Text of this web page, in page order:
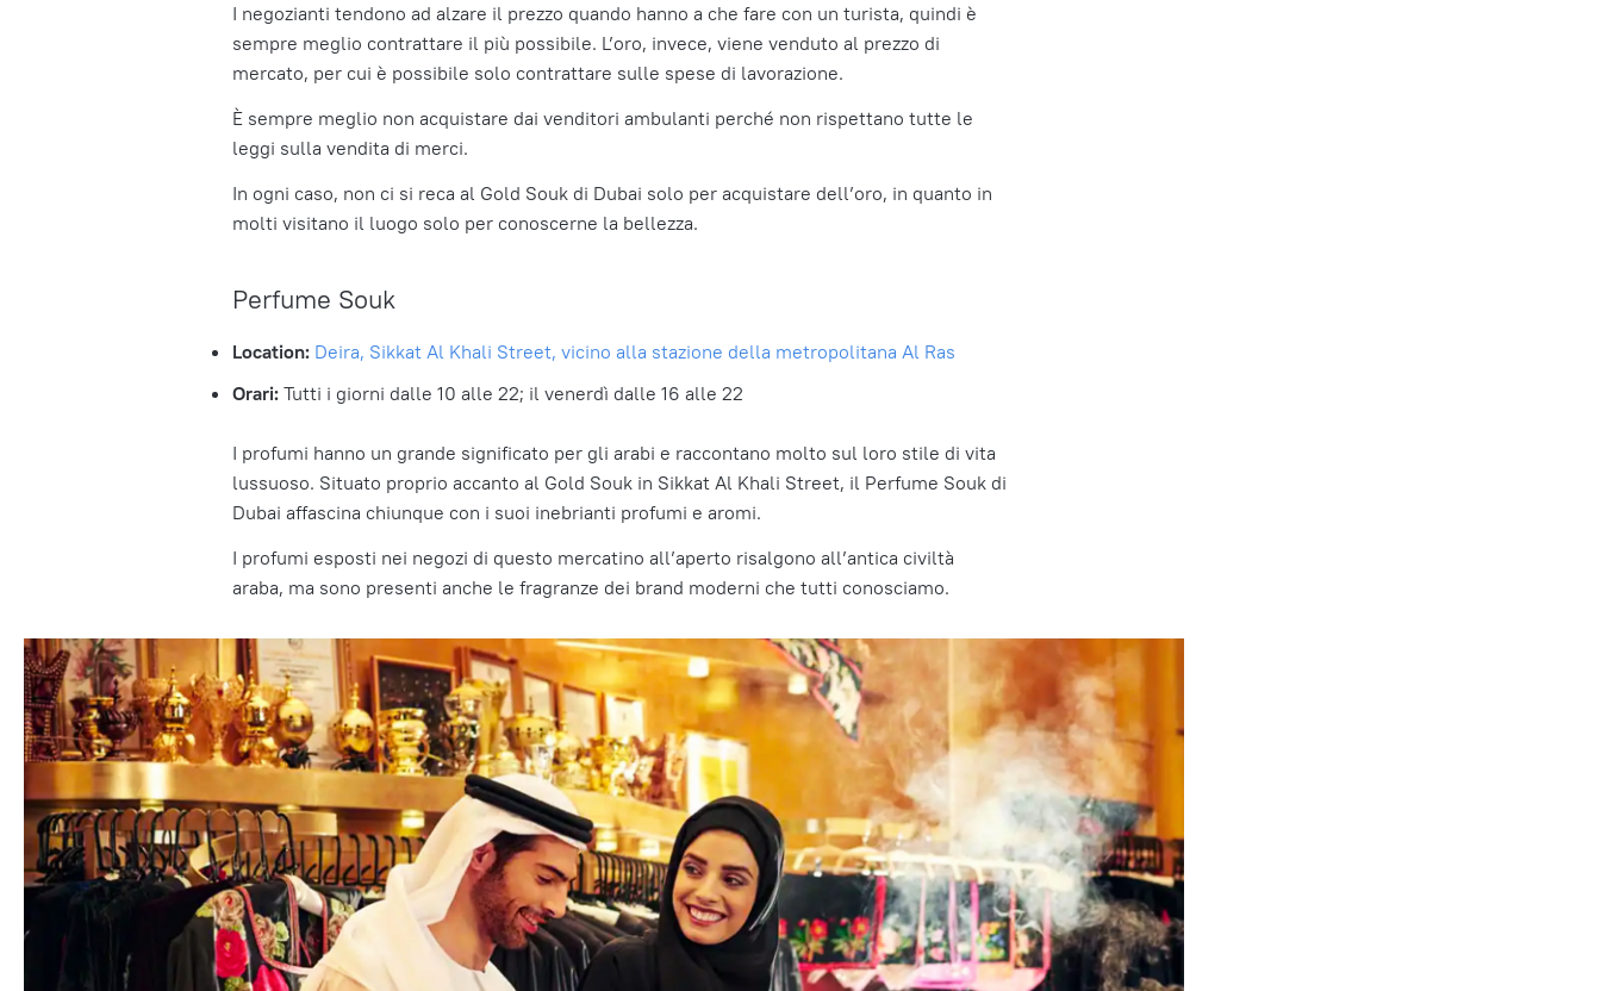
I negozianti tendono ad alzare il prezzo quando hanno a che fare con un turista, quindi è
sempre meglio contrattare il più possibile. L’oro, invece, viene venduto al prezzo di
mercato, per cui è possibile solo contrattare sulle spese di lavorazione.
È sempre meglio non acquistare dai venditori ambulanti perché non rispettano tutte le
leggi sulla vendita di merci.
In ogni caso, non ci si reca al Gold Souk di Dubai solo per acquistare dell’oro, in quanto in
molti visitano il luogo solo per conoscerne la bellezza.
Perfume Souk
Location: Deira, Sikkat Al Khali Street, vicino alla stazione della metropolitana Al Ras
Orari:Tutti i giorni dalle 10 alle 22; il venerdì dalle 16 alle 22
I profumi hanno un grande significato per gli arabi e raccontano molto sul loro stile di vita
lussuoso. Situato proprio accanto al Gold Souk in Sikkat Al Khali Street, il Perfume Souk di
Dubai affascina chiunque con i suoi inebrianti profumi e aromi.
I profumi esposti nei negozi di questo mercatino all’aperto risalgono all’antica civiltà
araba, ma sono presenti anche le fragranze dei brand moderni che tutti conosciamo.